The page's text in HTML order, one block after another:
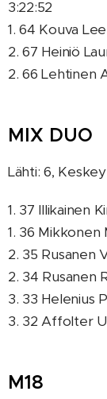
3:22:52
1. 64 Kouva
2. 67 Heiniö
2. 66 Lehtinen
MIX DUO
Lähti: 6,
1. 37 Illikainen
1. 36 Mikkonen
2. 35 Rusanen
2. 34 Rusanen
3. 33 Helenius
3. 32 Affolter
M18